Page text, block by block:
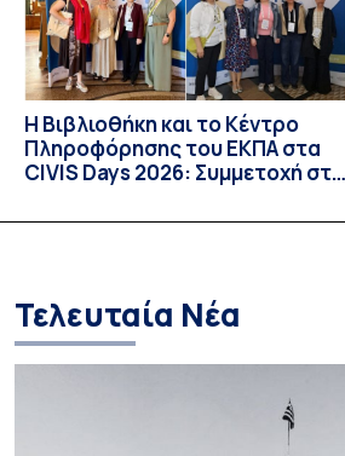
Η Βιβλιοθήκη και το Κέντρο
Πληροφόρησης του ΕΚΠΑ στα
CIVIS Days 2026: Συμμετοχή στη
των ακαδημαϊκών βιβλιοθηκών
Τελευταία Νέα